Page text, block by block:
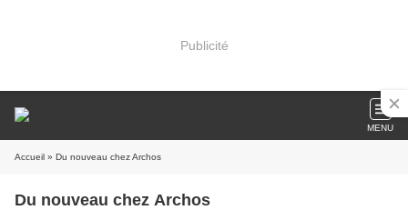
Publicité
MENU
Accueil » Du nouveau chez Archos
Du nouveau chez Archos